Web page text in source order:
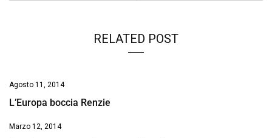
RELATED POST
Agosto 11, 2014
L’Europa boccia Renzie
Marzo 12, 2014